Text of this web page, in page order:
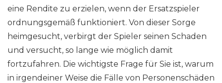
eine Rendite zu erzielen, wenn der Ersatzspieler
ordnungsgemäß funktioniert. Von dieser Sorge
heimgesucht, verbirgt der Spieler seinen Schaden
und versucht, so lange wie möglich damit
fortzufahren. Die wichtigste Frage für Sie ist, warum
in irgendeiner Weise die Fälle von Personenschäden